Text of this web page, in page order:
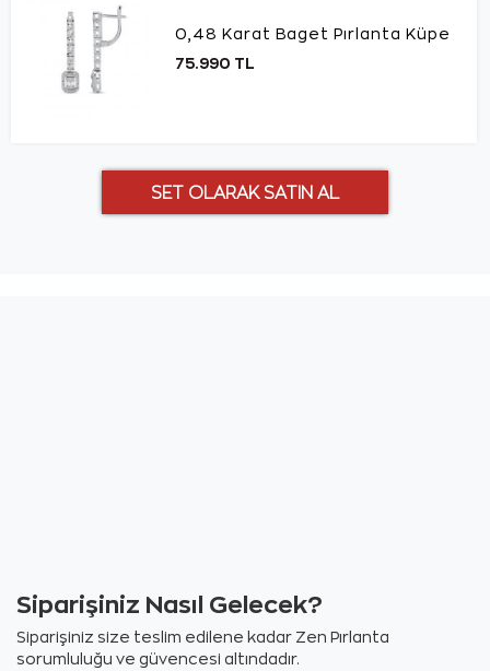
0,48 Karat Baget Pırlanta Küpe
75.990 TL
Siparişiniz Nasıl Gelecek?
Siparişiniz size teslim edilene kadar Zen Pırlanta
sorumluluğu ve güvencesi altındadır.